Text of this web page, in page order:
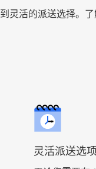
灵活的派送选择。了
灵活派送选项